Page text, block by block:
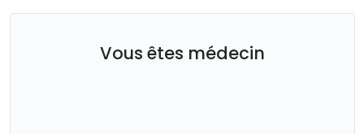
Vous êtes médecin